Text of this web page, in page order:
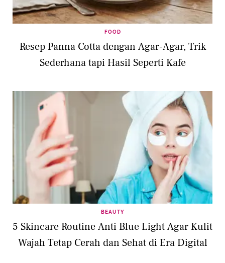
FOOD
Resep Panna Cotta dengan Agar-Agar, Trik
Sederhana tapi Hasil Seperti Kafe
BEAUTY
5 Skincare Routine Anti Blue Light Agar Kulit
Wajah Tetap Cerah dan Sehat di Era Digital